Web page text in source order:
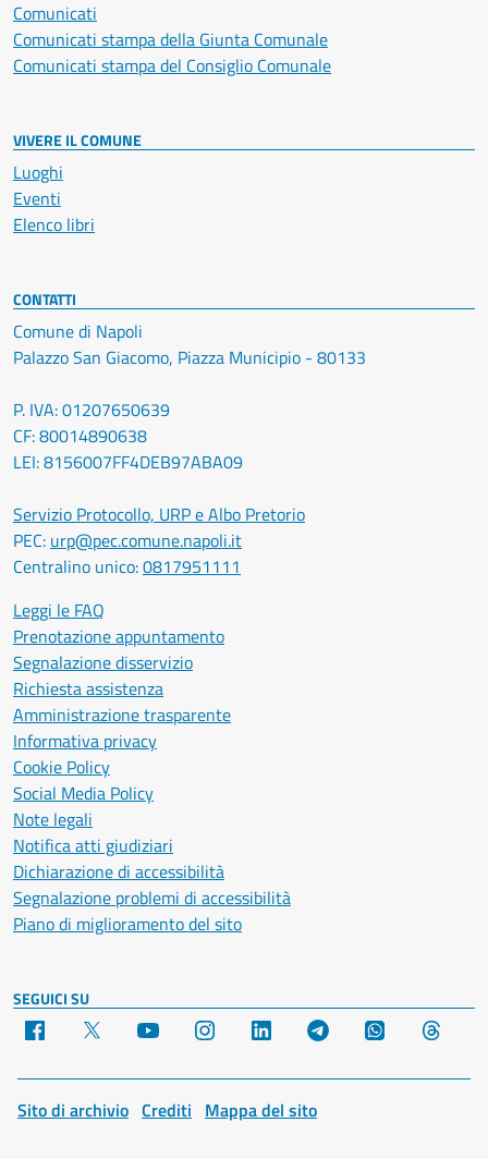
Comunicati
Comunicati stampa della Giunta Comunale
Comunicati stampa del Consiglio Comunale
VIVERE IL COMUNE
Luoghi
Eventi
Elenco libri
CONTATTI
Comune di Napoli
Palazzo San Giacomo, Piazza Municipio - 80133
P. IVA: 01207650639
CF: 80014890638
LEI: 8156007FF4DEB97ABA09
Servizio Protocollo, URP e Albo Pretorio
PEC: urp@pec.comune.napoli.it
Centralino unico:0817951111
Leggi le FAQ
Prenotazione appuntamento
Segnalazione disservizio
Richiesta assistenza
Amministrazione trasparente
Informativa privacy
Cookie Policy
Social Media Policy
Note legali
Notifica atti giudiziari
Dichiarazione di accessibilità
Segnalazione problemi di accessibilità
Piano di miglioramento del sito
SEGUICI SU
Facebook YouTube Instagram LinkedIn Telegram WhatsApp
Sito di archivio Crediti Mappa del sito